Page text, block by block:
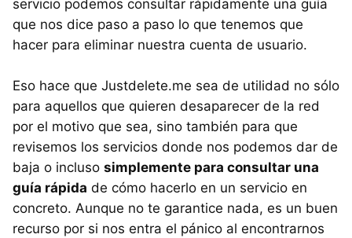
servicio podemos consultar rápidamente una guía
que nos dice paso a paso lo que tenemos que
hacer para eliminar nuestra cuenta de usuario.
Eso hace que Justdelete.me sea de utilidad no sólo
para aquellos que quieren desaparecer de la red
por el motivo que sea, sino también para que
revisemos los servicios donde nos podemos dar de
baja o incluso simplemente para consultar una
guía rápida de cómo hacerlo en un servicio en
concreto. Aunque no te garantice nada, es un buen
recurso por si nos entra el pánico al encontrarnos